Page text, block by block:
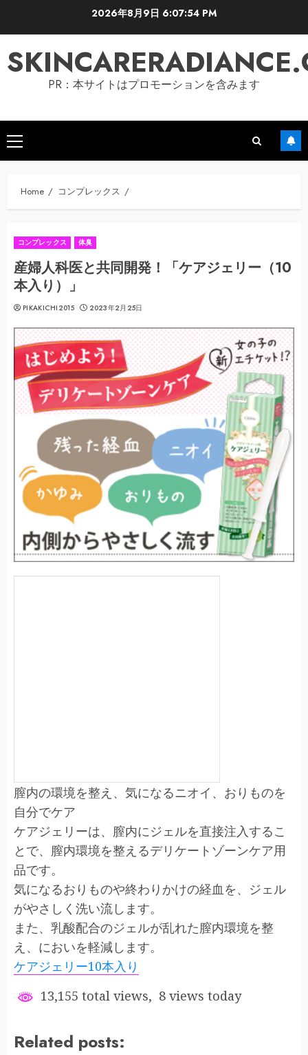
2026年8月9日 6:07:55 PM
PR：本サイトはプロモーションを含みます
Primary
Menu
Home コンプレックス
コンプレックス 体臭
産婦人科医と共同開発！「ケアジェリー（10
本入り）」
PIKAKICHI2015 2023年2月25日
膣内の環境を整え、気になるニオイ、おりものを
自分でケア
ケアジェリーは、膣内にジェルを直接注入するこ
とで、膣内環境を整えるデリケートゾーンケア用
品です。
気になるおりものや終わりかけの経血を、ジェル
がやさしく洗い流します。
また、乳酸配合のジェルが乱れた膣内環境を整
え、においを軽減します。
ケアジェリー10本入り
13,155 total views, 8 views today
Related posts: